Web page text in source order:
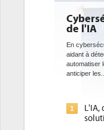
double visage
double rôle : le gentil en
sécurité, à simuler et